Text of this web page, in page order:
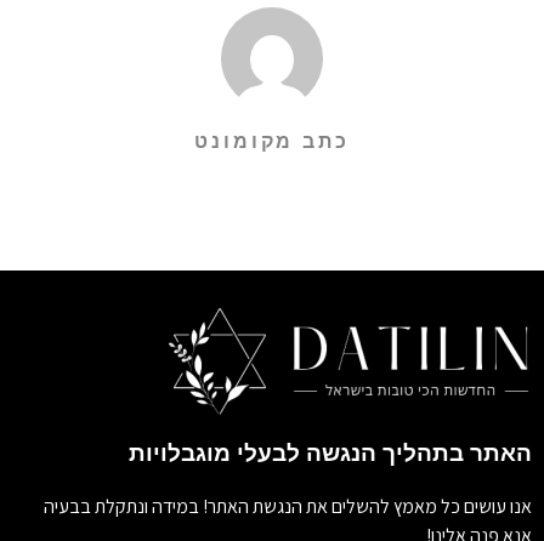
כתב מקומונט
האתר בתהליך הנגשה לבעלי מוגבלויות
אנו עושים כל מאמץ להשלים את הנגשת האתר! במידה ונתקלת בבעיה
אנא פנה אלינו!